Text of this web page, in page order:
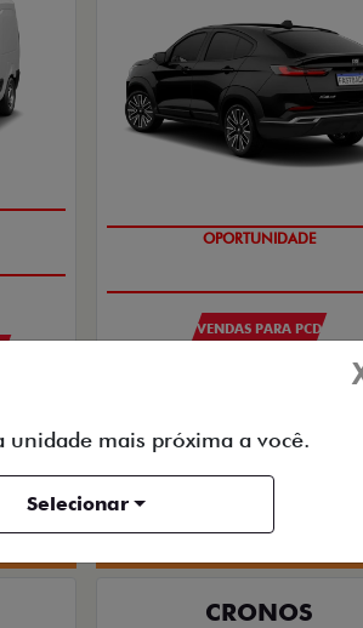
OPORTUNIDADE
VENDAS PARA PCD
CRONOS
unidade mais próxima a você.
Selecionar